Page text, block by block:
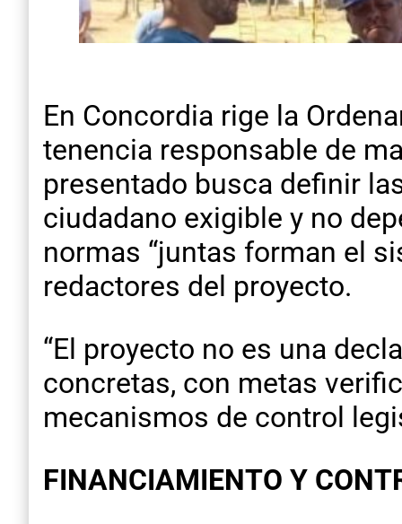
En Concordia rige la
tenencia responsable de
presentado busca definir
ciudadano exigible y no
normas “juntas forman el
redactores del proyecto.
“El proyecto no es una
concretas, con metas
mecanismos de control
FINANCIAMIENTO Y